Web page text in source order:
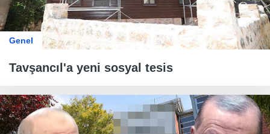
Genel
Tavşancıl'a yeni sosyal tesis